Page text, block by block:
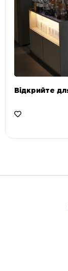
Відкрийте